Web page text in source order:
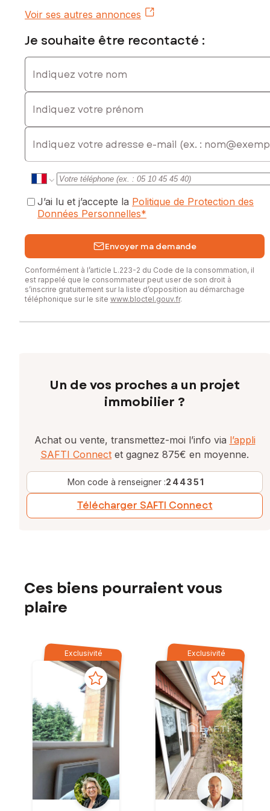
Voir ses autres annonces
Je souhaite être recontacté :
Indiquez votre nom
Indiquez votre prénom
E-mail
J’ai lu et j’accepte la Politique de Protection des
Données Personnelles*
Envoyer ma demande
Conformément à l’article L.223-2 du Code de la consommation, il
est rappelé que le consommateur peut user de son droit à
s’inscrire gratuitement sur la liste d’opposition au démarchage
téléphonique sur le site www.bloctel.gouv.fr.
Un de vos proches a un projet
immobilier ?
Achat ou vente, transmettez-moi l’info via l’appli
SAFTI Connect et gagnez 875€ en moyenne.
Mon code à renseigner :244351
Télécharger SAFTI Connect
Ces biens pourraient vous
plaire
Exclusivité Exclusivité